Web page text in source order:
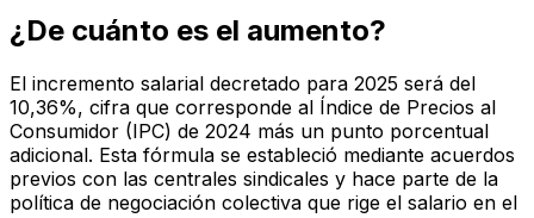
¿De cuánto es el aumento?
El incremento salarial decretado para 2025 será del
10,36%, cifra que corresponde al Índice de Precios al
Consumidor (IPC) de 2024 más un punto porcentual
adicional. Esta fórmula se estableció mediante acuerdos
previos con las centrales sindicales y hace parte de la
política de negociación colectiva que rige el salario en el